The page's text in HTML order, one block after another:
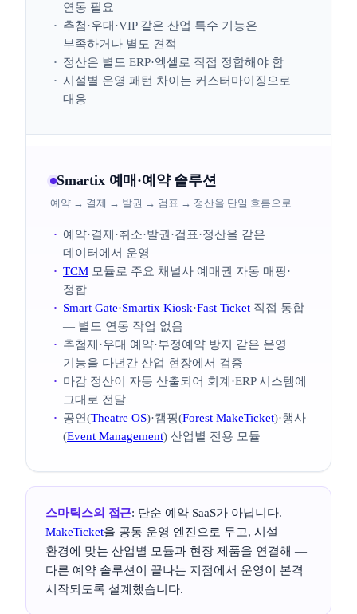
연동 필요
추첨·우대·VIP 같은 산업 특수 기능은
부족하거나 별도 견적
정산은 별도 ERP·엑셀로 직접 정합해야 함
시설별 운영 패턴 차이는 커스터마이징으로
대응
Smartix 예매·예약 솔루션
예약 → 결제 → 발권 → 검표 → 정산을 단일 흐름으로
예약·결제·취소·발권·검표·정산을 같은
데이터에서 운영
TCM 모듈로 주요 채널사 예매권 자동 매핑·
정합
Smart Gate·Smartix Kiosk·Fast Ticket 직접 통합
— 별도 연동 작업 없음
추첨제·우대 예약·부정예약 방지 같은 운영
기능을 다년간 산업 현장에서 검증
마감 정산이 자동 산출되어 회계·ERP 시스템에
그대로 전달
공연(Theatre OS)·캠핑(Forest MakeTicket)·행사
(Event Management) 산업별 전용 모듈
스마틱스의 접근: 단순 예약 SaaS가 아닙니다.
MakeTicket을 공통 운영 엔진으로 두고, 시설
환경에 맞는 산업별 모듈과 현장 제품을 연결해 —
다른 예약 솔루션이 끝나는 지점에서 운영이 본격
시작되도록 설계했습니다.